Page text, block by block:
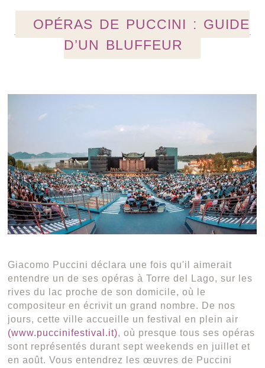
OPÉRAS DE PUCCINI : GUIDE
D’UN BLUFFEUR
Giacomo Puccini déclara une fois qu'il aimerait
entendre un de ses opéras à Torre del Lago, sur les
rives du lac proche de son domicile, où le
compositeur en écrivit un grand nombre. De nos
jours, cette ville accueille un festival en plein air
(www.puccinifestival.it), où presque tous ses opéras
sont représentés durant sept weekends en juillet et
en août. Vous entendrez les œuvres de Puccini